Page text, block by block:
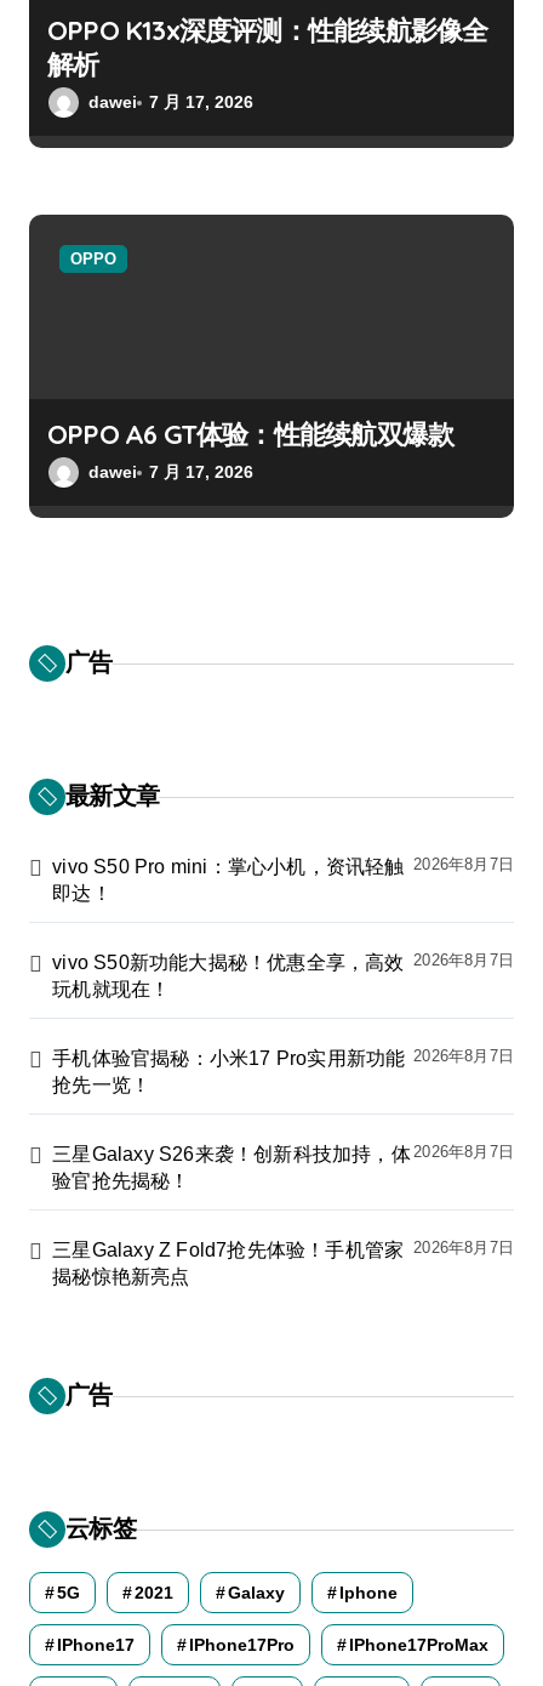
OPPO K13x深度评测：性能续航影像全
解析
dawei 7 月 17, 2026
OPPO
OPPO A6 GT体验：性能续航双爆款
dawei 7 月 17, 2026
广告
最新文章
vivo S50 Pro mini：掌心小机，资讯轻触
即达！
2026年8月7日
vivo S50新功能大揭秘！优惠全享，高效
玩机就现在！
2026年8月7日
手机体验官揭秘：小米17 Pro实用新功能
抢先一览！
2026年8月7日
三星Galaxy S26来袭！创新科技加持，体
验官抢先揭秘！
2026年8月7日
三星Galaxy Z Fold7抢先体验！手机管家
揭秘惊艳新亮点
2026年8月7日
广告
云标签
5G 2021 Galaxy Iphone
IPhone17 IPhone17Pro IPhone17ProMax